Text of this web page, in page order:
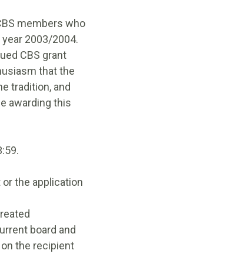
members who
2003/2004.
CBS grant
that the
tradition, and
awarding this
the application
board and
the recipient